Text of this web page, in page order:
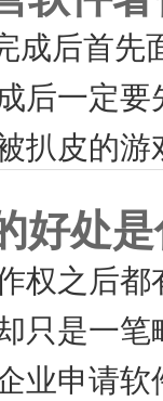
成后首
后一定
扒皮的
好处
权之后
只是一
业申请